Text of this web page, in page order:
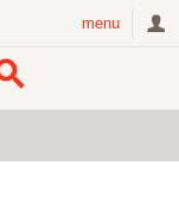
menu